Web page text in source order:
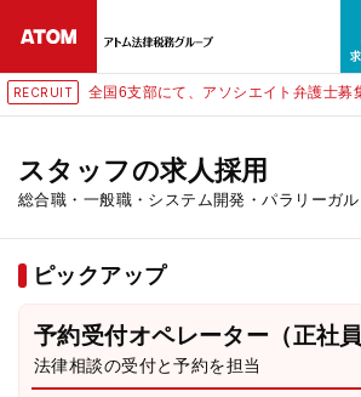
6支部にて、アソシエイト弁護士募集（年俸1080万
スタッフの求人採用
総合職・一般職・システム開発・パラリーガル
ピックアップ
予約受付オペレーター（正社員
法律相談の受付と予約を担当
24時間365日全国対応
無料相談窓口はこちら
ホーム
取扱分野